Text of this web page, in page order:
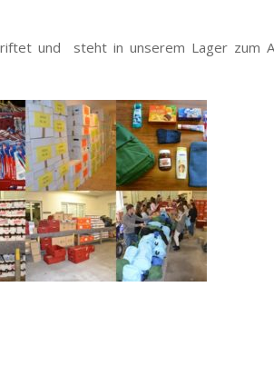
und steht in unserem Lager zum